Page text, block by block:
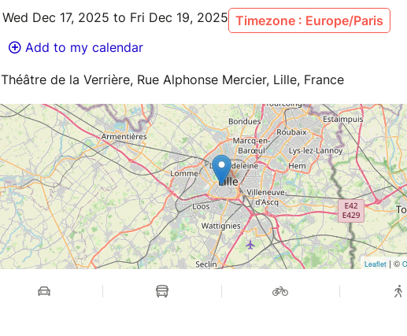
Wed Dec 17, 2025 to Fri Dec 19, 2025 Timezone : Europe/Paris
Add to my calendar
Théâtre de la Verrière, Rue Alphonse Mercier, Lille, France
Leaflet | ©